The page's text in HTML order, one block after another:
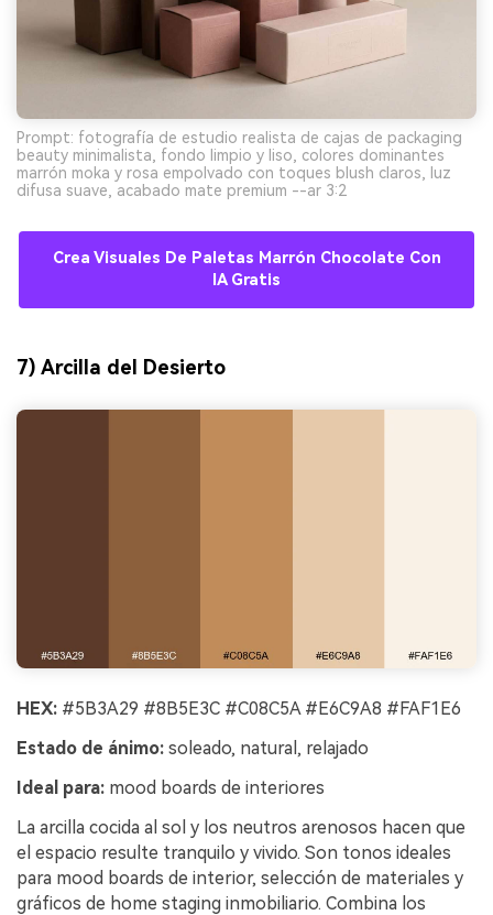
Prompt: fotografía de estudio realista de cajas de packaging
beauty minimalista, fondo limpio y liso, colores dominantes
marrón moka y rosa empolvado con toques blush claros, luz
difusa suave, acabado mate premium --ar 3:2
Crea Visuales De Paletas Marrón Chocolate Con
IA Gratis
7) Arcilla del Desierto
HEX: #5B3A29 #8B5E3C #C08C5A #E6C9A8 #FAF1E6
Estado de ánimo: soleado, natural, relajado
Ideal para: mood boards de interiores
La arcilla cocida al sol y los neutros arenosos hacen que
el espacio resulte tranquilo y vivido. Son tonos ideales
para mood boards de interior, selección de materiales y
gráficos de home staging inmobiliario. Combina los